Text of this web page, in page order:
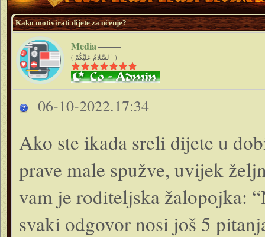
Kako motivirati dijete za učenje?
Media
( ٱلسَّلَامُ عَلَيْكُمْ )
06-10-2022.17:34
Ako ste ikada sreli dijete u
prave male spužve, uvijek
vam je roditeljska žalopojka:
svaki odgovor nosi još 5